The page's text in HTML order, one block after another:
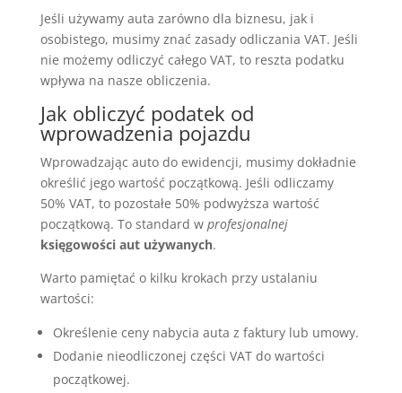
Jeśli używamy auta zarówno dla biznesu, jak i
osobistego, musimy znać zasady odliczania VAT. Jeśli
nie możemy odliczyć całego VAT, to reszta podatku
wpływa na nasze obliczenia.
Jak obliczyć podatek od
wprowadzenia pojazdu
Wprowadzając auto do ewidencji, musimy dokładnie
określić jego wartość początkową. Jeśli odliczamy
50% VAT, to pozostałe 50% podwyższa wartość
początkową. To standard w profesjonalnej
księgowości aut używanych.
Warto pamiętać o kilku krokach przy ustalaniu
wartości:
Określenie ceny nabycia auta z faktury lub umowy.
Dodanie nieodliczonej części VAT do wartości
początkowej.